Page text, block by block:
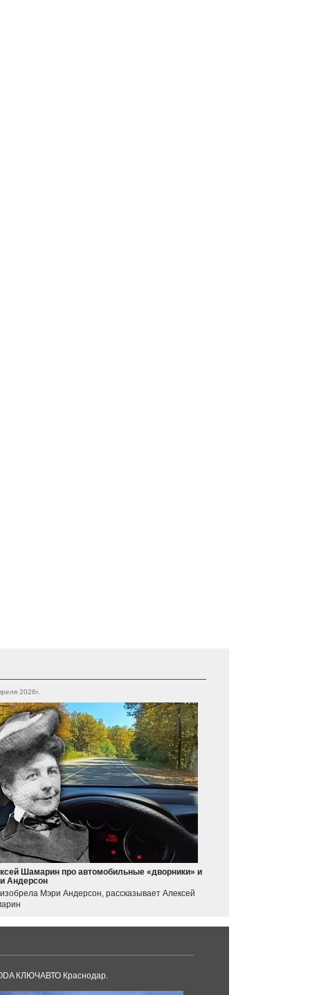
2026г.
Шамарин про автомобильные «дворники» и
Андерсон
Мэри Андерсон, рассказывает Алексей
КЛЮЧАВТО Краснодар.